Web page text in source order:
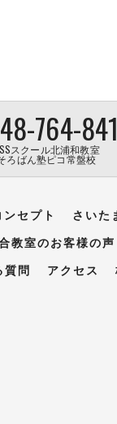
764-
スクール北浦和教室
ろばん塾ピコ常盤校
ンセプト さいた
教室のお客様の声
質問 アクセス